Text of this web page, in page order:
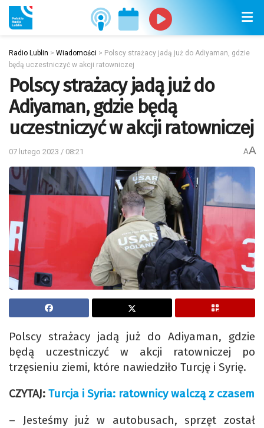
Radio Lublin > Wiadomości > Polscy strażacy jadą już do Adiyaman, gdzie
będą uczestniczyć w akcji ratowniczej
Polscy strażacy jadą już do
Adiyaman, gdzie będą
uczestniczyć w akcji ratowniczej
07 lutego 2023 / 08:21 AA
Polscy strażacy jadą już do Adiyaman, gdzie
będą uczestniczyć w akcji ratowniczej po
trzęsieniu ziemi, które nawiedziło Turcję i Syrię.
CZYTAJ: Turcja i Syria: ratownicy walczą z czasem
– Jesteśmy już w autobusach, sprzęt został